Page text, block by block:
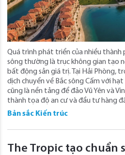
Quá trình phát triển của nhiều thành
sông thường là trục không gian tạo
bất động sản giá trị. Tại Hải Phòng,
dịch chuyển về Bắc sông Cấm với
cũng là nền tảng để đảo Vũ Yên và
thành tọa độ an cư và đầu tư hàng
Bản sắc Kiến trúc
The Tropic tạo chuẩn